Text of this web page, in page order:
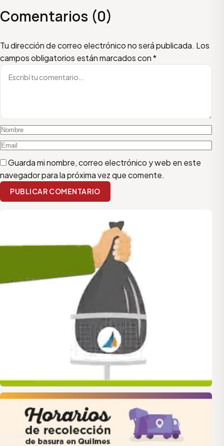
Comentarios (0)
Tu dirección de correo electrónico no será publicada. Los
campos obligatorios están marcados con*
Escribí tu comentario
Nombre
Email
Guarda mi nombre, correo electrónico y web en este
navegador para la próxima vez que comente.
PUBLICAR COMENTARIO
quilmes